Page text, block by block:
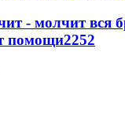
- молчит вся
помощи2252